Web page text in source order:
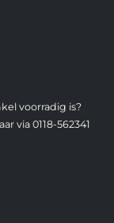
voorradig is?
via 0118-562341